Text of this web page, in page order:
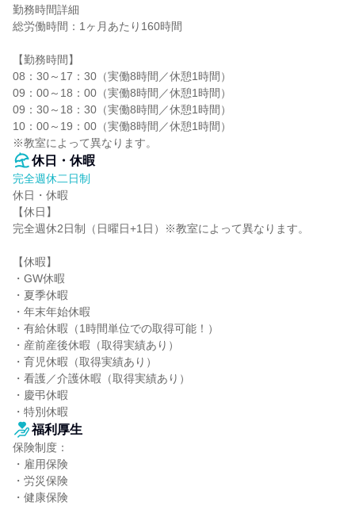
勤務時間詳細
総労働時間：1ヶ月あたり160時間
【勤務時間】
08：30～17：30（実働8時間／休憩1時間）
09：00～18：00（実働8時間／休憩1時間）
09：30～18：30（実働8時間／休憩1時間）
10：00～19：00（実働8時間／休憩1時間）
※教室によって異なります。
休日・休暇
完全週休二日制
休日・休暇
【休日】
完全週休2日制（日曜日+1日）※教室によって異なります。
【休暇】
・GW休暇
・夏季休暇
・年末年始休暇
・有給休暇（1時間単位での取得可能！）
・産前産後休暇（取得実績あり）
・育児休暇（取得実績あり）
・看護／介護休暇（取得実績あり）
・慶弔休暇
・特別休暇
福利厚生
保険制度：
・雇用保険
・労災保険
・健康保険